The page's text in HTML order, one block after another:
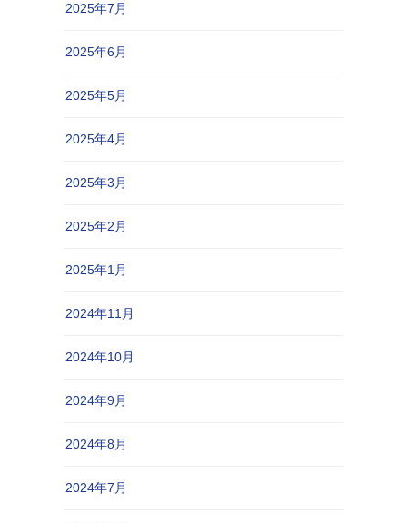
2025年7月
2025年6月
2025年5月
2025年4月
2025年3月
2025年2月
2025年1月
2024年11月
2024年10月
2024年9月
2024年8月
2024年7月